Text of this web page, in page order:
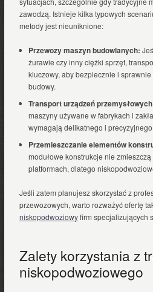
zawodzą. Istnieje kilka typowych
metody jest nieuniknione:
Przewozy maszyn budowlanych:
żurawie czy inny ciężki sprzęt,
kluczowy, aby bezpiecznie i
budowy.
Transport urządzeń
maszyny używane w fabrykach i
wymagają delikatnego i
Przemieszczanie elementów
modułowe konstrukcje nie
platformach, dlatego
Jeśli zatem planujesz skorzystać z
przewozowych, warto rozważyć ofertę
niskopodwoziowyfirm specjalizujących
Zalety korzystania z
niskopodwoziowego